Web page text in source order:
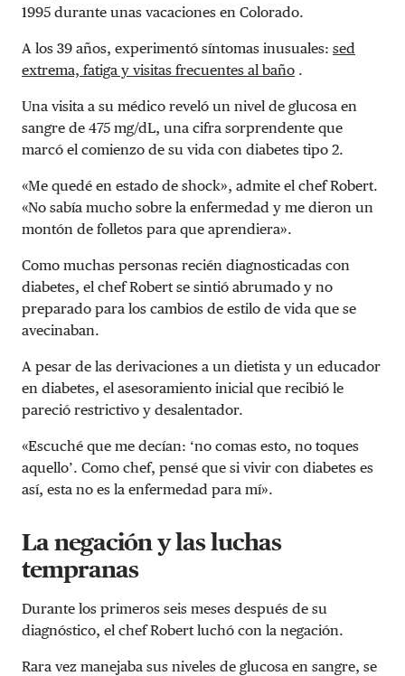
1995 durante unas vacaciones en Colorado.
A los 39 años, experimentó síntomas inusuales: sed
extrema, fatiga y visitas frecuentes al baño .
Una visita a su médico reveló un nivel de glucosa en
sangre de 475 mg/dL, una cifra sorprendente que
marcó el comienzo de su vida con diabetes tipo 2.
«Me quedé en estado de shock», admite el chef Robert.
«No sabía mucho sobre la enfermedad y me dieron un
montón de folletos para que aprendiera».
Como muchas personas recién diagnosticadas con
diabetes, el chef Robert se sintió abrumado y no
preparado para los cambios de estilo de vida que se
avecinaban.
A pesar de las derivaciones a un dietista y un educador
en diabetes, el asesoramiento inicial que recibió le
pareció restrictivo y desalentador.
«Escuché que me decían: ‘no comas esto, no toques
aquello’. Como chef, pensé que si vivir con diabetes es
así, esta no es la enfermedad para mí».
La negación y las luchas
tempranas
Durante los primeros seis meses después de su
diagnóstico, el chef Robert luchó con la negación.
Rara vez manejaba sus niveles de glucosa en sangre, se